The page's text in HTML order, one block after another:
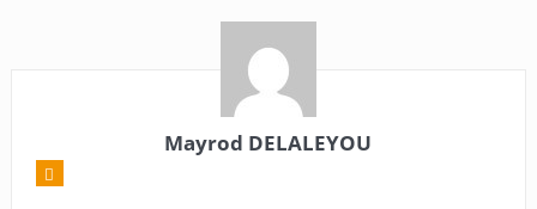
Mayrod DELALEYOU